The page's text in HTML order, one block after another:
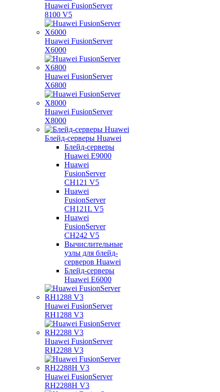
Huawei FusionServer
8100 V5
Huawei FusionServer
X6000
Huawei FusionServer
X6800
Huawei FusionServer
X8000
Блейд-серверы Huawei
Блейд-серверы
Huawei E9000
Huawei
FusionServer
CH121 V5
Huawei
FusionServer
CH121L V5
Huawei
FusionServer
CH242 V5
Вычислительные
узлы для блейд-
серверов Huawei
Блейд-серверы
Huawei E6000
Huawei FusionServer
RH1288 V3
Huawei FusionServer
RH2288 V3
Huawei FusionServer
RH2288H V3